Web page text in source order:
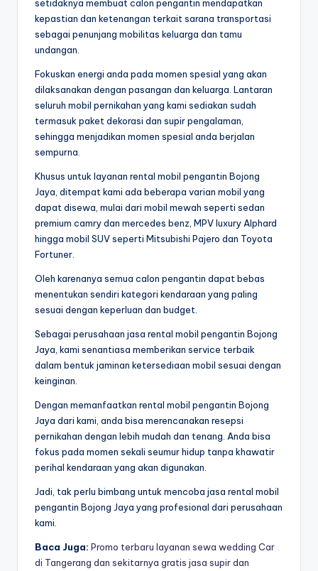
setidaknya membuat calon pengantin mendapatkan
kepastian dan ketenangan terkait sarana transportasi
sebagai penunjang mobilitas keluarga dan tamu
undangan.
Fokuskan energi anda pada momen spesial yang akan
dilaksanakan dengan pasangan dan keluarga. Lantaran
seluruh mobil pernikahan yang kami sediakan sudah
termasuk paket dekorasi dan supir pengalaman,
sehingga menjadikan momen spesial anda berjalan
sempurna.
Khusus untuk layanan rental mobil pengantin Bojong
Jaya, ditempat kami ada beberapa varian mobil yang
dapat disewa, mulai dari mobil mewah seperti sedan
premium camry dan mercedes benz, MPV luxury Alphard
hingga mobil SUV seperti Mitsubishi Pajero dan Toyota
Fortuner.
Oleh karenanya semua calon pengantin dapat bebas
menentukan sendiri kategori kendaraan yang paling
sesuai dengan keperluan dan budget.
Sebagai perusahaan jasa rental mobil pengantin Bojong
Jaya, kami senantiasa memberikan service terbaik
dalam bentuk jaminan ketersediaan mobil sesuai dengan
keinginan.
Dengan memanfaatkan rental mobil pengantin Bojong
Jaya dari kami, anda bisa merencanakan resepsi
pernikahan dengan lebih mudah dan tenang. Anda bisa
fokus pada momen sekali seumur hidup tanpa khawatir
perihal kendaraan yang akan digunakan.
Jadi, tak perlu bimbang untuk mencoba jasa rental mobil
pengantin Bojong Jaya yang profesional dari perusahaan
kami.
Baca Juga: Promo terbaru layanan sewa wedding Car
di Tangerang dan sekitarnya gratis jasa supir dan